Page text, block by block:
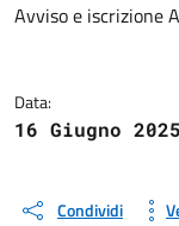
Dettagli
Avviso e iscrizione
Data:
16 Giugno 2025
Condividi